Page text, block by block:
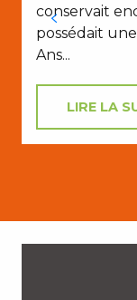
conservait
possédait
Ans...
LIRE LA